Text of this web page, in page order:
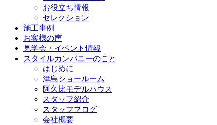
お役立ち情報
セレクション
施工事例
お客様の声
見学会・イベント情報
スタイルカンパニーのこと
はじめに
津島ショールーム
阿久比モデルハウス
スタッフ紹介
スタッフブログ
会社概要